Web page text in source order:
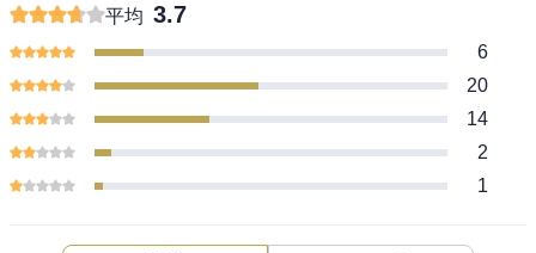
平均 3.7
6
20
14
2
1